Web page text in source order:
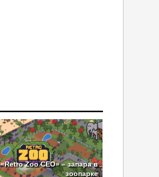
«Retro Zoo CEO» – запара в
зоопарке